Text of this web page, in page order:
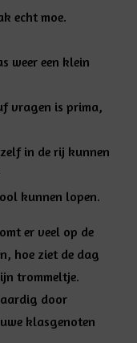
echt moe.
weer een klein
vragen is prima,
in de rij kunnen
kunnen lopen.
er veel op de
hoe ziet de dag
trommeltje.
aardig door
klasgenoten